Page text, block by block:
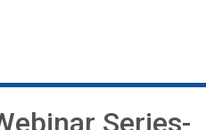
Series-